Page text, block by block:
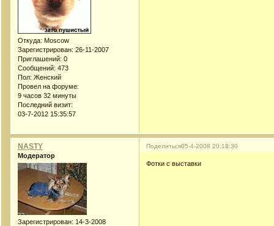
Откуда: Moscow
Зарегистрирован: 26-11-2007
Приглашений: 0
Сообщений: 473
Пол: Женский
Провел на форуме:
9 часов 32 минуты
Последний визит:
03-7-2012 15:35:57
Поделиться05-4-2008 20:18:30
NASTY
Модератор
Зарегистрирован: 14-3-2008
Фотки с выставки